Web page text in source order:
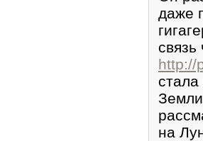
даже
http://
на